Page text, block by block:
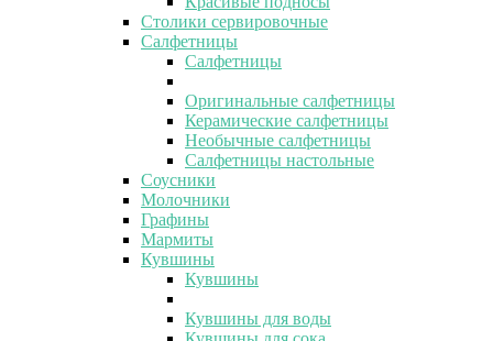
Столики сервировочные
Салфетницы
Салфетницы
Оригинальные салфетницы
Керамические салфетницы
Необычные салфетницы
Салфетницы настольные
Соусники
Молочники
Графины
Мармиты
Кувшины
Кувшины
Кувшины для воды